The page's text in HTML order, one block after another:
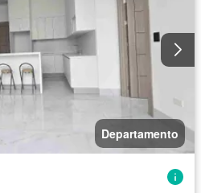
Departamento